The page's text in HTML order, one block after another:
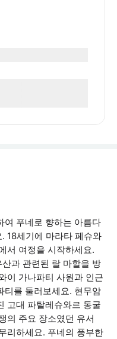
여 푸네로 향하는 아름다
18세기에 마라타 페슈와
서 여정을 시작하세요.
과 관련된 랄 마할을 방
이 가나파티 사원과 인근
티를 둘러보세요. 현무암
고대 파탈레슈와르 동굴
의 주요 장소였던 유서
리하세요. 푸네의 풍부한